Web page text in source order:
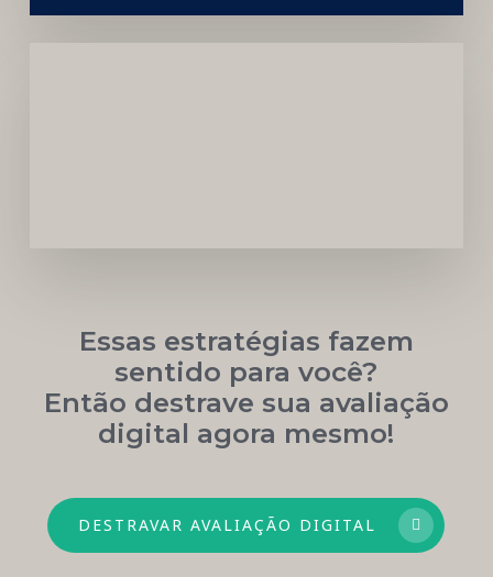
Essas estratégias fazem
sentido para você?
Então destrave sua avaliação
digital agora mesmo!
DESTRAVAR AVALIAÇÃO DIGITAL